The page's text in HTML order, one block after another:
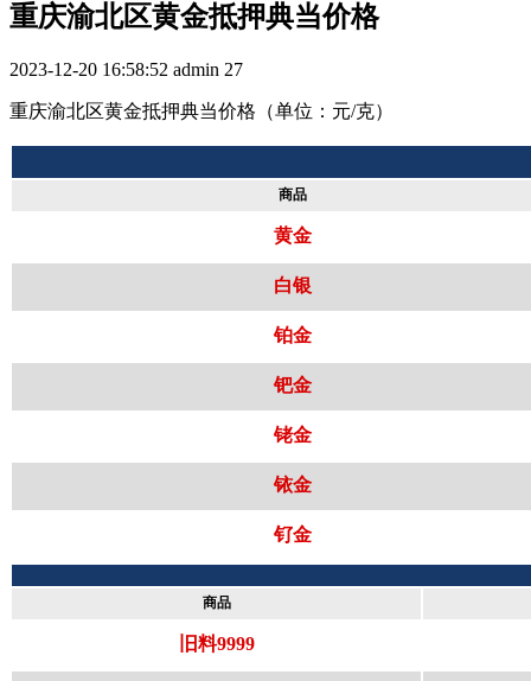
重庆渝北区黄金抵押典当价格
2023-12-20 16:58:52 admin 27
重庆渝北区黄金抵押典当价格（单位：元/克）
商品
黄金
白银
铂金
钯金
铑金
铱金
钌金
商品
旧料9999